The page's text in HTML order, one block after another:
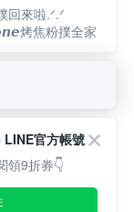
回來啦.ᐟ‪‪.ᐟ
烤焦粉撲全家
官方帳號
領9折券👇